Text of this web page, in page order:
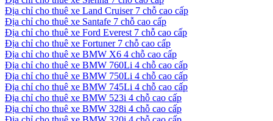
Địa chỉ cho thuê xe Land Cruiser 7 chỗ cao cấp
Địa chỉ cho thuê xe Santafe 7 chỗ cao cấp
Địa chỉ cho thuê xe Ford Everest 7 chỗ cao cấp
Địa chỉ cho thuê xe Fortuner 7 chỗ cao cấp
Địa chỉ cho thuê xe BMW X6 4 chỗ cao cấp
Địa chỉ cho thuê xe BMW 760Li 4 chỗ cao cấp
Địa chỉ cho thuê xe BMW 750Li 4 chỗ cao cấp
Địa chỉ cho thuê xe BMW 745Li 4 chỗ cao cấp
Địa chỉ cho thuê xe BMW 523i 4 chỗ cao cấp
Địa chỉ cho thuê xe BMW 328i 4 chỗ cao cấp